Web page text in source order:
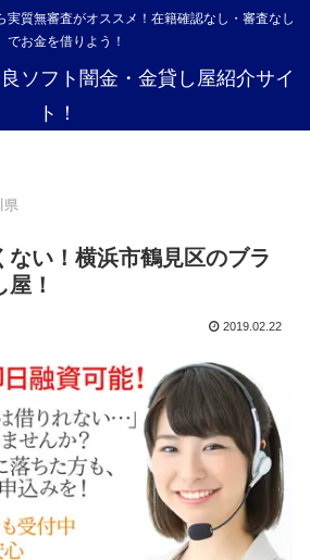
実質無審査がオススメ！在籍確認なし・審査なし
でお金を借りよう！
ソフト闇金・金貸し屋紹介サイ
ト！
県
ない！横浜市鶴見区のブラ
！
2019.02.22